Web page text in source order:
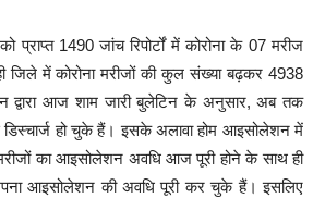
प्राप्त 1490 जांच रिपोर्टों में कोरोना के 07 मरीज
जिले में कोरोना मरीजों की कुल संख्या बढ़कर 4938
द्वारा आज शाम जारी बुलेटिन के अनुसार, अब तक
हो चुके हैं। इसके अलावा होम आइसोलेशन में
का आइसोलेशन अवधि आज पूरी होने के साथ ही
आइसोलेशन की अवधि पूरी कर चुके हैं। इसलिए